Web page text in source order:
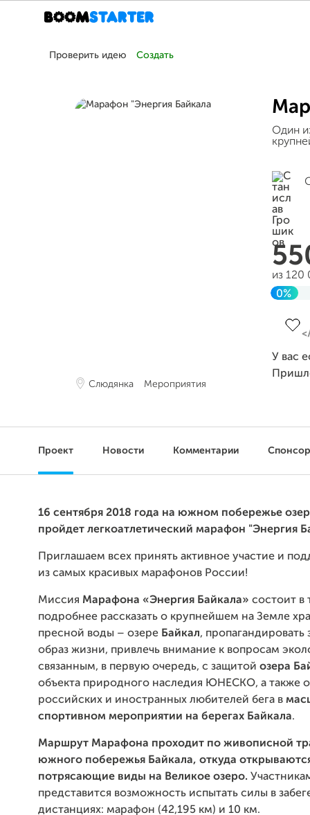
Проверить идею Создать
Слюдянка Мероприятия
Один
из 120
0%
У вас
Проект Новости Комментарии
16 сентября 2018 года на южном побережье
пройдет легкоатлетический марафон "Энергия
Приглашаем всех принять активное участие и
из самых красивых марафонов России!
Миссия Марафона «Энергия Байкала» состоит в
подробнее рассказать о крупнейшем на Земле
пресной воды – озере Байкал, пропагандировать
образ жизни, привлечь внимание к вопросам
связанным, в первую очередь, с защитой озера
объекта природного наследия ЮНЕСКО, а также
российских и иностранных любителей бега в
спортивном мероприятии на берегах Байкала.
Маршрут Марафона проходит по живописной
южного побережья Байкала, откуда
потрясающие виды на Великое озеро.
представится возможность испытать силы в
дистанциях: марафон (42,195 км) и 10 км.